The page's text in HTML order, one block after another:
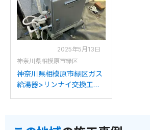
2025年5月13日
神奈川県相模原市緑区
神奈川県相模原市緑区ガス
給湯器>リンナイ交換工事